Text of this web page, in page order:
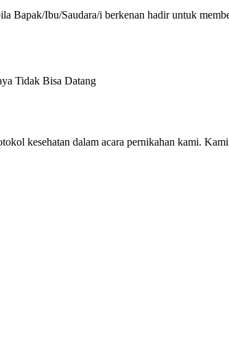
Bapak/Ibu/Saudara/i berkenan hadir untuk
Tidak Bisa Datang
kesehatan dalam acara pernikahan kami.